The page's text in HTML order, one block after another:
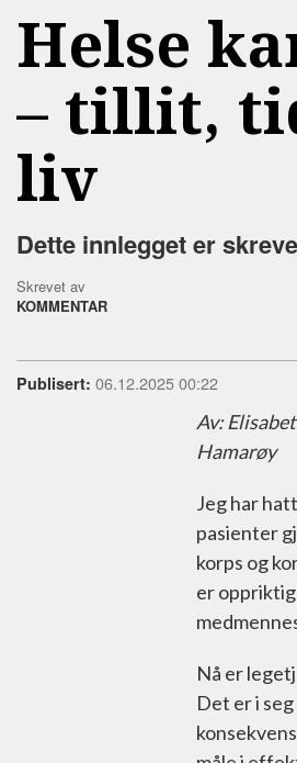
Helse
–⁠ tillit,
liv
Dette innlegget er
Skrevet av
KOMMENTAR
Publisert: 06.12.2025 00:22
Av:
Hamarøy
Jeg har
pasienter
korps og
er
Nå er
Det er i